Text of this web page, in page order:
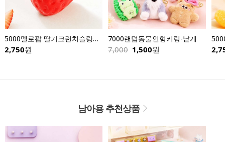
5000멜로팝 딸기크런치슬랑이-낱개
2,750원
7000랜덤동물인형키링-낱개
7,000 1,500원
남아용 추천상품